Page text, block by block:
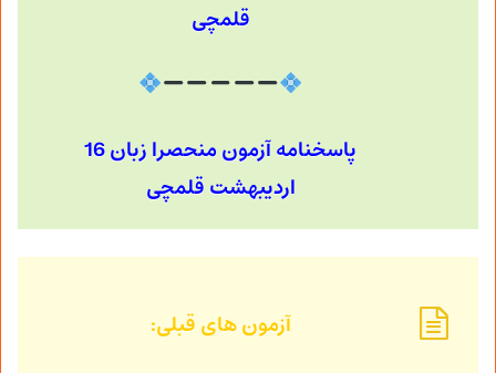
قلمچی
پاسخنامه آزمون منحصرا زبان 16
اردیبهشت قلمچی
آزمون های قبلی: